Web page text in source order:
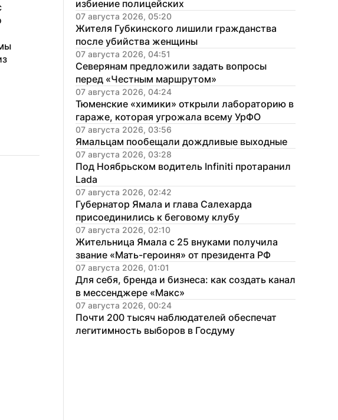
избиение полицейских
07 августа 2026, 05:20
Жителя Губкинского лишили гражданства
после убийства женщины
07 августа 2026, 04:51
Северянам предложили задать вопросы
перед «Честным маршрутом»
07 августа 2026, 04:24
Тюменские «химики» открыли лабораторию в
гараже, которая угрожала всему УрФО
07 августа 2026, 03:56
Ямальцам пообещали дождливые выходные
07 августа 2026, 03:28
Под Ноябрьском водитель Infiniti протаранил
Lada
07 августа 2026, 02:42
Губернатор Ямала и глава Салехарда
присоединились к беговому клубу
07 августа 2026, 02:10
Жительница Ямала с 25 внуками получила
звание «Мать-героиня» от президента РФ
07 августа 2026, 01:01
Для себя, бренда и бизнеса: как создать канал
в мессенджере «Макс»
07 августа 2026, 00:24
Почти 200 тысяч наблюдателей обеспечат
легитимность выборов в Госдуму